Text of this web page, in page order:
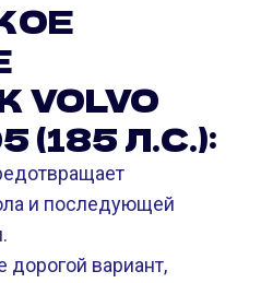
(185 Л.С.):
и последующей
дорогой вариант,